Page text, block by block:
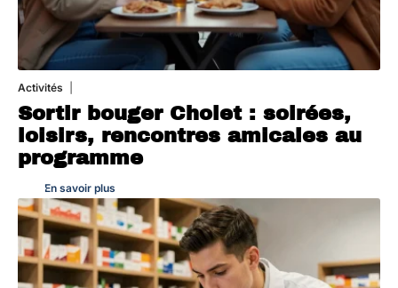
Activités
Sortir bouger Cholet : soirées,
loisirs, rencontres amicales au
programme
En savoir plus